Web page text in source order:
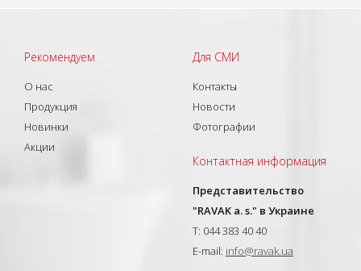
Рекомендуем
О нас
Продукция
Новинки
Акции
Для СМИ
Контакты
Новости
Фотографии
Контактная информация
Представительство
"RAVAK a. s." в Украине
T: 044 383 40 40
E-mail: info@ravak.ua